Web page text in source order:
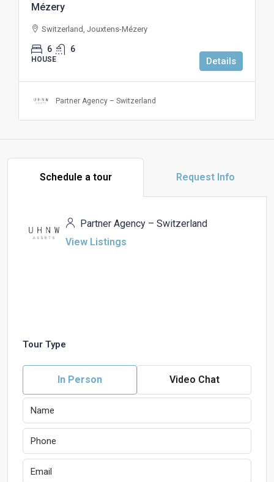
Mézery
Switzerland, Jouxtens-Mézery
6 6
HOUSE Details
Partner Agency – Switzerland
Schedule a tour Request Info
Partner Agency – Switzerland
View Listings
Tour Type
In Person Video Chat